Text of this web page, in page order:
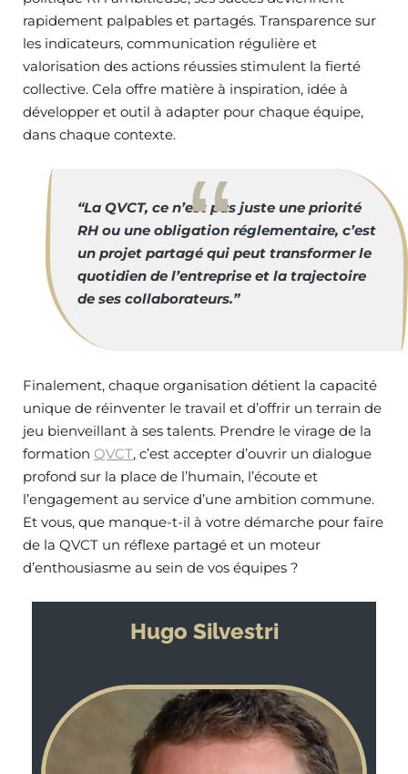
rapidement palpables et partagés. Transparence sur
les indicateurs, communication régulière et
valorisation des actions réussies stimulent la fierté
collective. Cela offre matière à inspiration, idée à
développer et outil à adapter pour chaque équipe,
dans chaque contexte.
“La QVCT, ce n’est pas juste une priorité
RH ou une obligation réglementaire, c’est
un projet partagé qui peut transformer le
quotidien de l’entreprise et la trajectoire
de ses collaborateurs.”
Finalement, chaque organisation détient la capacité
unique de réinventer le travail et d’offrir un terrain de
jeu bienveillant à ses talents. Prendre le virage de la
formation QVCT, c’est accepter d’ouvrir un dialogue
profond sur la place de l’humain, l’écoute et
l’engagement au service d’une ambition commune.
Et vous, que manque-t-il à votre démarche pour faire
de la QVCT un réflexe partagé et un moteur
d’enthousiasme au sein de vos équipes ?
Hugo Silvestri